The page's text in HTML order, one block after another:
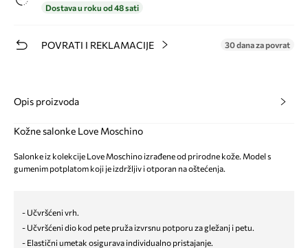
Dostava u roku od 48 sati
POVRATI I REKLAMACIJE 30 dana za povrat
Opis proizvoda
Kožne salonke Love Moschino
Salonke iz kolekcije Love Moschino izrađene od prirodne kože. Model s
gumenim potplatom koji je izdržljiv i otporan na oštećenja.
- Učvršćeni vrh.
- Učvršćeni dio kod pete pruža izvrsnu potporu za gležanj i petu.
- Elastični umetak osigurava individualno pristajanje.